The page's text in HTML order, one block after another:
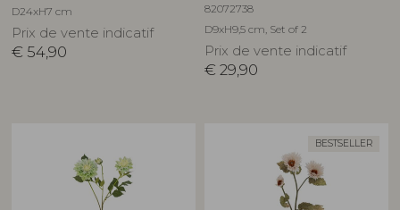
D24xH7 cm
Prix de vente indicatif
€ 54,90
82072738
D9xH9,5 cm, Set of 2
Prix de vente indicatif
€ 29,90
BESTSELLER